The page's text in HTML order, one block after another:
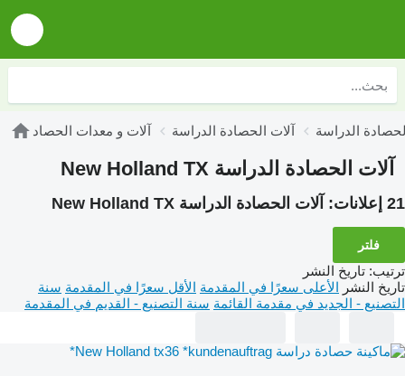
آلات و معدات الحصاد آلات الحصادة الدراسة
آلات الحصادة الدراسة New Holland TX
21 إعلانات: آلات الحصادة الدراسة New Holland TX
فلتر
ترتيب: تاريخ النشر
تاريخ النشر الأعلى سعرًا في المقدمة الأقل سعرًا في المقدمة سنة
التصنيع - الجديد في مقدمة القائمة سنة التصنيع - القديم في المقدمة